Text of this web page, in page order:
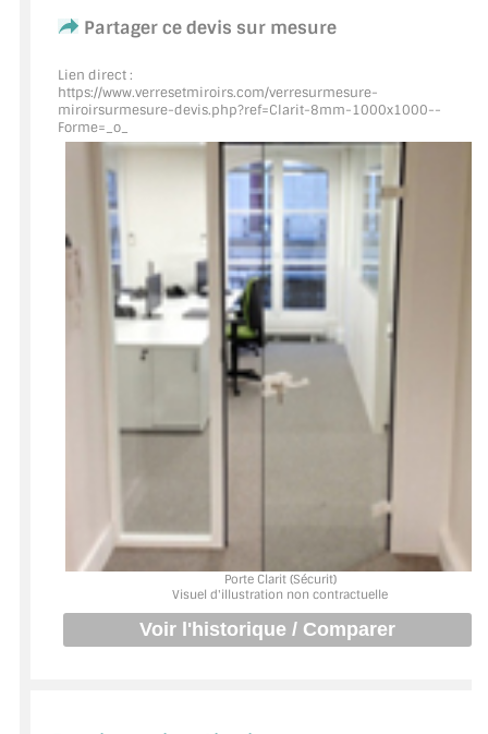
CATALOGUE DE PROFILS ET FIXATION DU
VERRE
LES FIXATIONS POUR MIROIR
LES PROFILS PAROI DE VERRE
VITRINE EN VERRE
CONNECTEURS ET ASSEMBLAGE DE VERRES
PLATS ET CORNIÈRES
LES CHARNIÈRES DE PORTE EN VERRE
JOINTS D'ÉTANCHÉITÉS
FIXATION GARDES CORPS
SYSTÈMES PIVOTANTS
Partager ce devis sur mesure
Lien direct :
https://www.verresetmiroirs.com/verresurmesure-
miroirsurmesure-devis.php?ref=Clarit-8mm-1000x1000--
Forme=_o_
Porte Clarit (Sécurit)
Visuel d'illustration non contractuelle